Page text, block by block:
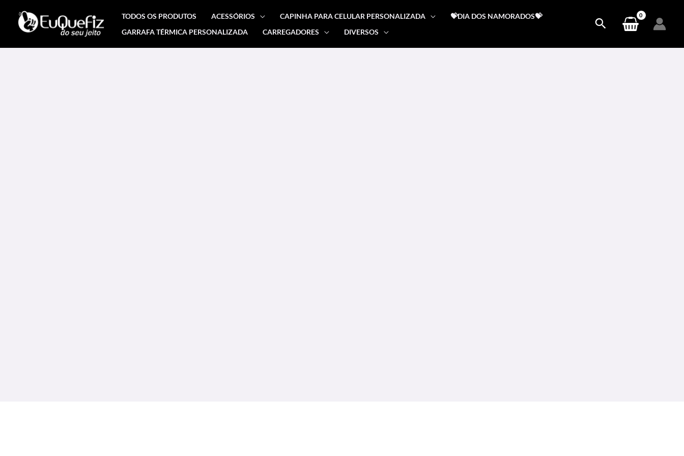
conteúdo
TODOS OS PRODUTOS ACESSÓRIOS CAPINHA PARA CELULAR PERSONALIZADA
💝DIA DOS NAMORADOS💝
GARRAFA TÉRMICA PERSONALIZADA
CARREGADORES DIVERSOS